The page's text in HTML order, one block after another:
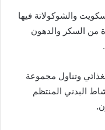
والشوكولاتة فيها
من السكر والدهون
وتناول مجموعة
البدني المنتظم
.